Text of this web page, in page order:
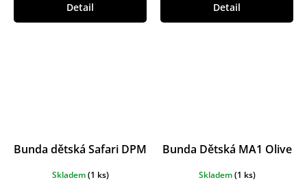
Detail Detail
Bunda dětská Safari DPM
Skladem(1 ks)
Bunda Dětská MA1 Olive
Skladem(1 ks)